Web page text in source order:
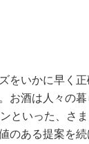
をいかに早く
お酒は人々の
といった、さ
のある提案を